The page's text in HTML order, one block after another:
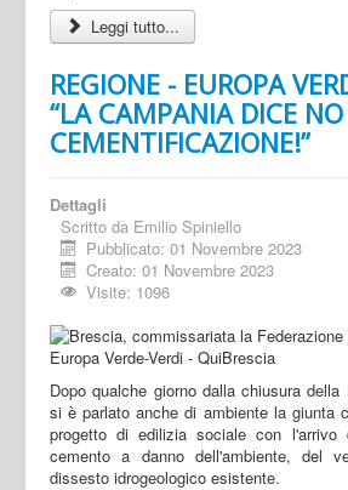
Leggi tutto...
REGIONE - EUROPA
“LA CAMPANIA DICE
CEMENTIFICAZIONE!”
Dettagli
Scritto da Emilio Spiniello
Pubblicato: 01 Novembre 2023
Creato: 01 Novembre 2023
Visite: 1096
Dopo qualche giorno dalla chiusura
si è parlato anche di ambiente la giunta
progetto di edilizia sociale con
cemento a danno dell'ambiente, del
dissesto idrogeologico esistente.